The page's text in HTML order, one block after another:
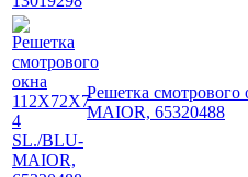
Решетка
MAIOR, 65320488